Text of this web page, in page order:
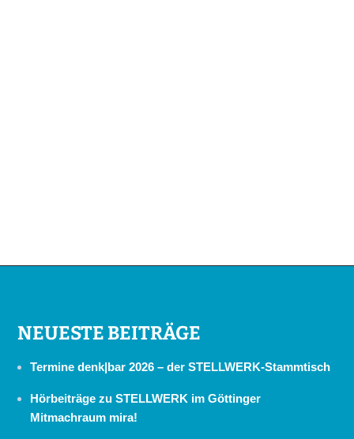
NEUESTE BEITRÄGE
Termine denk|bar 2026 – der STELLWERK-Stammtisch
Hörbeiträge zu STELLWERK im Göttinger
Mitmachraum mira!